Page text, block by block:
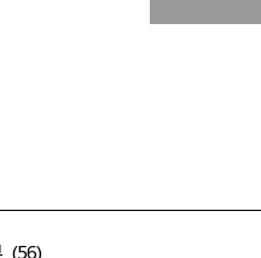
56